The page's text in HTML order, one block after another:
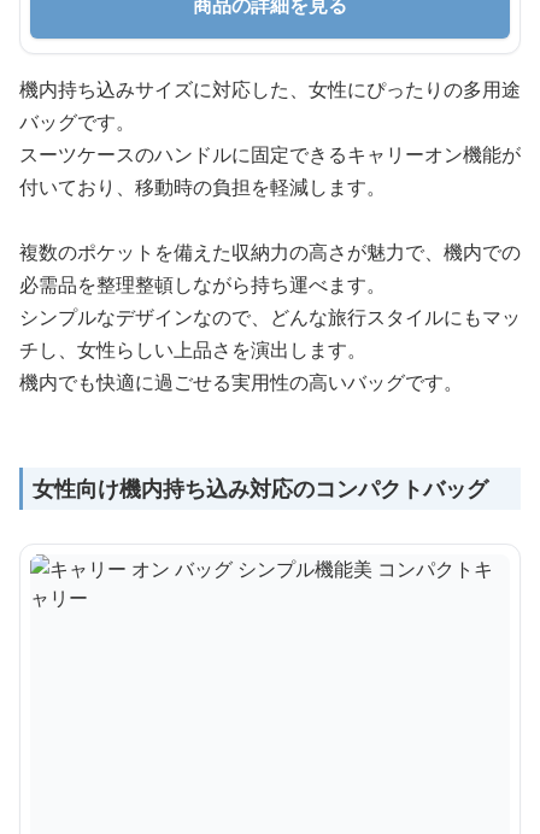
機内持ち込みサイズに対応した、女性にぴったりの多用途
バッグです。
スーツケースのハンドルに固定できるキャリーオン機能が
付いており、移動時の負担を軽減します。
複数のポケットを備えた収納力の高さが魅力で、機内での
必需品を整理整頓しながら持ち運べます。
シンプルなデザインなので、どんな旅行スタイルにもマッ
チし、女性らしい上品さを演出します。
機内でも快適に過ごせる実用性の高いバッグです。
女性向け機内持ち込み対応のコンパクトバッグ